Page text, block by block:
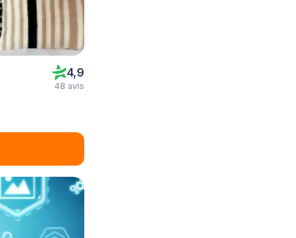
4,9
48 avis